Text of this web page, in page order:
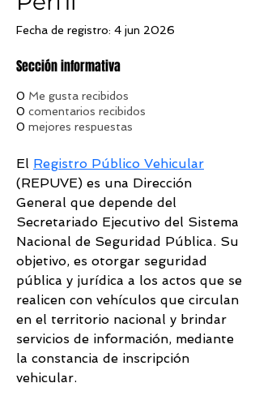
Fecha de registro: 4 jun 2026
Sección informativa
0 Me gusta recibidos
0 comentarios recibidos
0 mejores respuestas
El Registro Público Vehicular
(REPUVE) es una Dirección
General que depende del
Secretariado Ejecutivo del Sistema
Nacional de Seguridad Pública. Su
objetivo, es otorgar seguridad
pública y jurídica a los actos que se
realicen con vehículos que circulan
en el territorio nacional y brindar
servicios de información, mediante
la constancia de inscripción
vehicular.